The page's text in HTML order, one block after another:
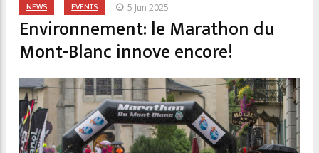
NEWS EVENTS 5 Jun 2025
Environnement: le Marathon du
Mont-Blanc innove encore!